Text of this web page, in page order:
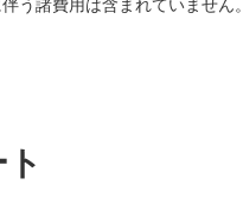
う諸費用は含まれていません。